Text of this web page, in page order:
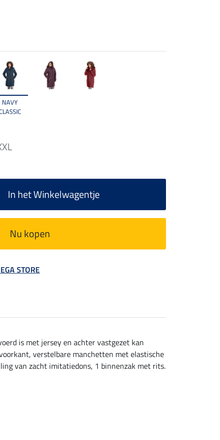
NAVY
In het Winkelwagentje
Nu kopen
STORE
is met jersey en achter vastgezet kan
verstelbare manchetten met elastische
van zacht imitatiedons, 1 binnenzak met rits.